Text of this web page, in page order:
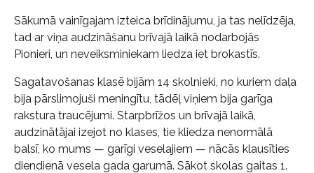
Sākumā vainīgajam izteica brīdinājumu, ja tas nelīdzēja,
tad ar viņa audzināšanu brīvajā laikā nodarbojās
Pionieri, un neveiksminiekam liedza iet brokastīs.
Sagatavošanas klasē bijām 14 skolnieki, no kuriem daļa
bija pārslimojuši meningītu, tādēļ viņiem bija garīga
rakstura traucējumi. Starpbrīžos un brīvajā laikā,
audzinātājai izejot no klases, tie kliedza nenormālā
balsī, ko mums — garīgi veselajiem — nācās klausīties
diendienā vesela gada garumā. Sākot skolas gaitas 1.